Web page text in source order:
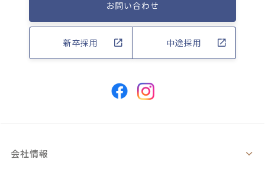
お問い合わせ
新卒採用 中途採用
会社情報